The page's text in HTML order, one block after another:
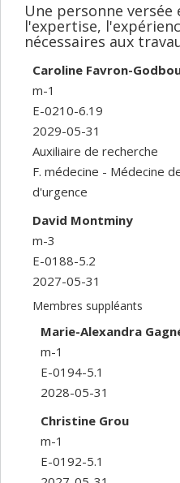
Une personne
l'expertise,
nécessaires aux
Caroline Favron-
m-1
E-0210-6.19
2029-05-31
Auxiliaire de recherche
F. médecine - Médecine
d'urgence
David Montminy
m-3
E-0188-5.2
2027-05-31
Membres suppléants
Marie-Alexandra
m-1
E-0194-5.1
2028-05-31
Christine Grou
m-1
E-0192-5.1